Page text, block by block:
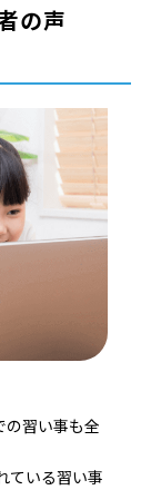
の声
の習い事も全
ている習い事